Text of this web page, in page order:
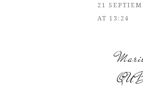
21
AT 13:24